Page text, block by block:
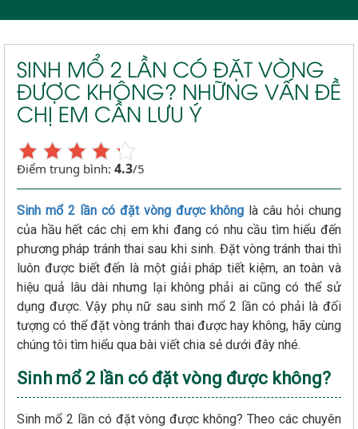
SINH MỔ 2 LẦN CÓ ĐẶT VÒNG
ĐƯỢC KHÔNG? NHỮNG VẤN ĐỀ
CHỊ EM CẦN LƯU Ý
Điểm trung bình: 4.3/5
Sinh mổ 2 lần có đặt vòng được không là câu hỏi chung
của hầu hết các chị em khi đang có nhu cầu tìm hiểu đến
phương pháp tránh thai sau khi sinh. Đặt vòng tránh thai thì
luôn được biết đến là một giải pháp tiết kiệm, an toàn và
hiệu quả lâu dài nhưng lại không phải ai cũng có thể sử
dụng được. Vậy phụ nữ sau sinh mổ 2 lần có phải là đối
tượng có thể đặt vòng tránh thai được hay không, hãy cùng
chúng tôi tìm hiểu qua bài viết chia sẻ dưới đây nhé.
Sinh mổ 2 lần có đặt vòng được không?
Sinh mổ 2 lần có đặt vòng được không? Theo các chuyên